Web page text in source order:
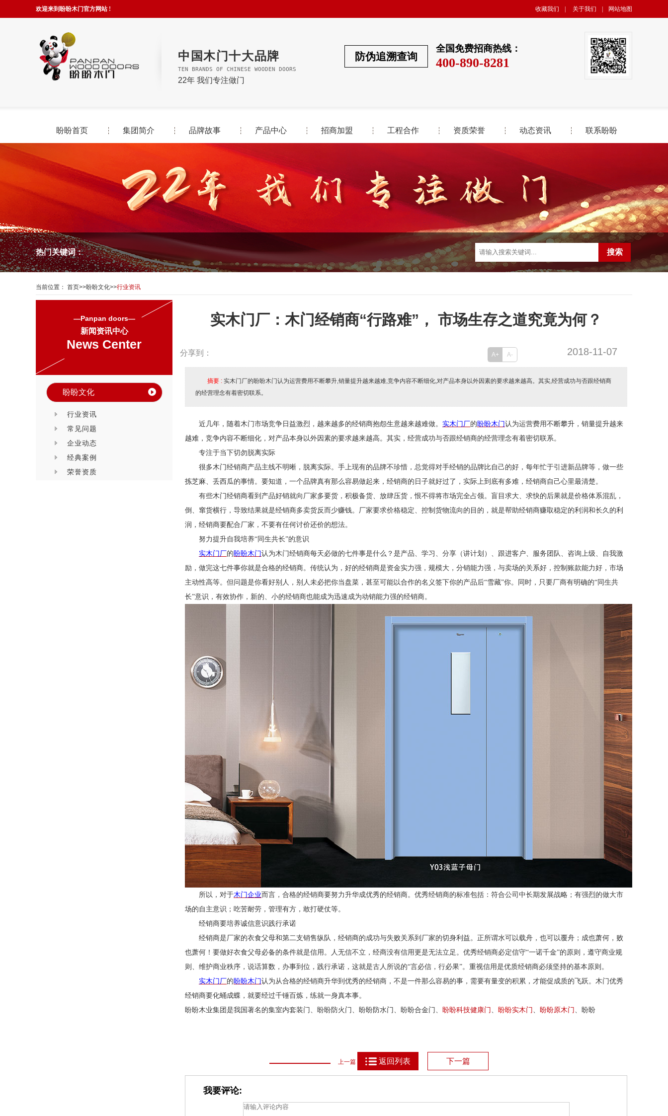
欢迎来到盼盼木门官方网站 ! 收藏我们 关于我们 网站地图
中国木门十大品牌
TEN BRANDS OF CHINESE WOODEN DOORS
22年 我们专注做门
全国免费招商热线：
400-890-8281
防伪追溯查询
盼盼首页 集团简介 品牌故事 产品中心 招商加盟 工程合作 资质荣誉 动态资讯 联系盼盼
热门关键词：
当前位置： 首页>>盼盼文化>>行业资讯
—Panpan doors—
新闻资讯中心
News Center
盼盼文化
行业资讯
常见问题
企业动态
经典案例
荣誉资质
实木门厂：木门经销商“行路难”， 市场生存之道究竟为何？
分享到： 2018-11-07
A+ A-
摘要 : 实木门厂的盼盼木门认为运营费用不断攀升,销量提升越来越难,竞争内容不断细化,对产品本身以外因素的要求越来越高。其实,经营成功与否跟经销商
的经营理念有着密切联系。
近几年，随着木门市场竞争日益激烈，越来越多的经销商抱怨生意越来越难做。 实木门厂的盼盼木门认为运营费用不断攀升，销量提升越来
越难，竞争内容不断细化，对产品本身以外因素的要求越来越高。其实，经营成功与否跟经销商的经营理念有着密切联系。
专注于当下切勿脱离实际
很多木门经销商产品主线不明晰，脱离实际。手上现有的品牌不珍惜，总觉得对手经销的品牌比自己的好，每年忙于引进新品牌等，做一些
拣芝麻、丢西瓜的事情。要知道，一个品牌真有那么容易做起来，经销商的日子就好过了，实际上到底有多难，经销商自己心里最清楚。
有些木门经销商看到产品好销就向厂家多要货，积极备货、放肆压货，恨不得将市场完全占领。盲目求大、求快的后果就是价格体系混乱，
倒、窜货横行，导致结果就是经销商多卖货反而少赚钱。厂家要求价格稳定、控制货物流向的目的，就是帮助经销商赚取稳定的利润和长久的利
润，经销商要配合厂家，不要有任何讨价还价的想法。
努力提升自我培养“同生共长”的意识
实木门厂的盼盼木门认为木门经销商每天必做的七件事是什么？是产品、学习、分享（讲计划）、跟进客户、服务团队、咨询上级、自我激
励，做完这七件事你就是合格的经销商。传统认为，好的经销商是资金实力强，规模大，分销能力强，与卖场的关系好，控制账款能力好，市场
主动性高等。但问题是你看好别人，别人未必把你当盘菜，甚至可能以合作的名义签下你的产品后“雪藏”你。同时，只要厂商有明确的“同生共
长”意识，有效协作，新的、小的经销商也能成为迅速成为动销能力强的经销商。
所以，对于木门企业而言，合格的经销商要努力升华成优秀的经销商。优秀经销商的标准包括：符合公司中长期发展战略；有强烈的做大市
场的自主意识；吃苦耐劳，管理有方，敢打硬仗等。
经销商要培养诚信意识践行承诺
经销商是厂家的衣食父母和第二支销售纵队，经销商的成功与失败关系到厂家的切身利益。正所谓水可以载舟，也可以覆舟；成也萧何，败
也萧何！要做好衣食父母必备的条件就是信用。人无信不立，经商没有信用更是无法立足。优秀经销商必定信守“一诺千金”的原则，遵守商业规
则、维护商业秩序，说话算数，办事到位，践行承诺，这就是古人所说的“言必信，行必果”。重视信用是优质经销商必须坚持的基本原则。
实木门厂的盼盼木门认为从合格的经销商升华到优秀的经销商，不是一件那么容易的事，需要有量变的积累，才能促成质的飞跃。木门优秀
经销商要化蛹成蝶，就要经过千锤百炼，练就一身真本事。
盼盼木业集团是我国著名的集室内套装门、盼盼防火门、盼盼防水门、盼盼合金门、 盼盼科技健康门 、 盼盼实木门 、 盼盼原木门 、盼盼
上一篇 返回列表 下一篇
我要评论: